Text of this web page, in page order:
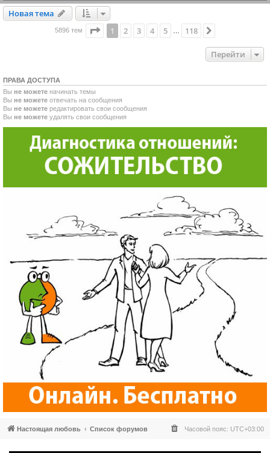
Новая тема
Новаятема
5896 тем Страница из 118
1 2 3 4 5 … 118
Перейти
ПРАВА ДОСТУПА
Вы не можете начинать темы
Вы не можете отвечать на сообщения
Вы не можете редактировать свои сообщения
Вы не можете удалять свои сообщения
Настоящая любовь Список форумов Часовой пояс: UTC+03:00